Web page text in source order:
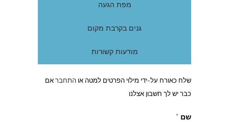
מפת הגעה
גנים בקרבת מקום
מודעות קשורות
שלח כאורח על-ידי מילוי הפרטים למטה או התחבראם
כבר יש לך חשבון אצלנו
שם *